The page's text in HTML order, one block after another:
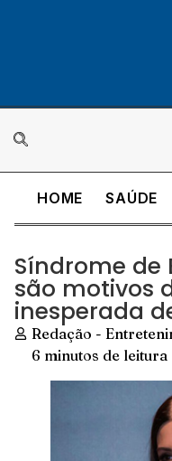
HOME SAÚDE
Síndrome de
são motivos
inesperada
Redação -
6 minutos de leitura